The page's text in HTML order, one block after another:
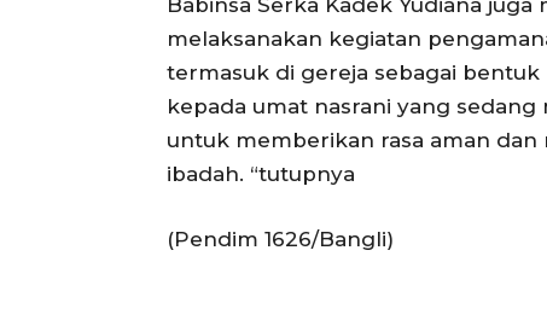
Babinsa Serka Kadek Yudiana
melaksanakan kegiatan
termasuk di gereja sebagai
kepada umat nasrani yang
untuk memberikan rasa aman
ibadah. “tutupnya
(Pendim 1626/Bangli)